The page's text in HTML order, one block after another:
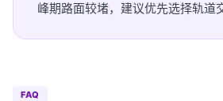
峰期路面较堵，建议优先选择轨道
FAQ